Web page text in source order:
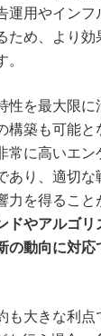
運用やインフ
ため、より効
性を最大限に
構築も可能と
常に高いエン
あり、適切な
力を得ること
ドやアルゴリ
の動向に対
も大きな利点